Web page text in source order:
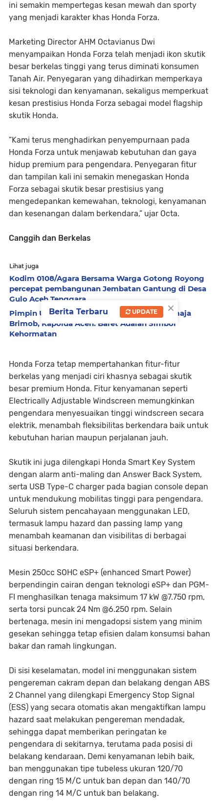
ini semakin mempertegas kesan mewah dan sporty
yang menjadi karakter khas Honda Forza.
Marketing Director AHM Octavianus Dwi
menyampaikan Honda Forza telah menjadi ikon skutik
besar berkelas tinggi yang terus diminati konsumen
Tanah Air. Penyegaran yang dihadirkan memperkaya
sisi teknologi dan kenyamanan, sekaligus memperkuat
kesan prestisius Honda Forza sebagai model flagship
skutik Honda.
”Kami terus menghadirkan penyempurnaan pada
Honda Forza untuk menjawab kebutuhan dan gaya
hidup premium para pengendara. Penyegaran fitur
dan tampilan kali ini semakin menegaskan Honda
Forza sebagai skutik besar prestisius yang
mengedepankan kemewahan, teknologi, kenyamanan
dan kesenangan dalam berkendara,” ujar Octa.
Canggih dan Berkelas
Lihat juga
Kodim 0108/Agara Bersama Warga Gotong Royong
percepat pembangunan Jembatan Gantung di Desa
Gulo Aceh Tenggara
Pimpin Upacara Pembaretan 65 Bintara Remaja
Brimob, Kapolda Aceh: Baret Adalah Simbol
Kehormatan
Honda Forza tetap mempertahankan fitur-fitur
berkelas yang menjadi ciri khasnya sebagai skutik
besar premium Honda. Fitur kenyamanan seperti
Electrically Adjustable Windscreen memungkinkan
pengendara menyesuaikan tinggi windscreen secara
elektrik, menambah fleksibilitas berkendara baik untuk
kebutuhan harian maupun perjalanan jauh.
Skutik ini juga dilengkapi Honda Smart Key System
dengan alarm anti-maling dan Answer Back System,
serta USB Type-C charger pada bagian console depan
untuk mendukung mobilitas tinggi para pengendara.
Seluruh sistem pencahayaan menggunakan LED,
termasuk lampu hazard dan passing lamp yang
menambah keamanan dan visibilitas di berbagai
situasi berkendara.
Mesin 250cc SOHC eSP+ (enhanced Smart Power)
berpendingin cairan dengan teknologi eSP+ dan PGM-
FI menghasilkan tenaga maksimum 17 kW @7.750 rpm,
serta torsi puncak 24 Nm @6.250 rpm. Selain
bertenaga, mesin ini mengadopsi sistem yang minim
gesekan sehingga tetap efisien dalam konsumsi bahan
bakar dan ramah lingkungan.
Di sisi keselamatan, model ini menggunakan sistem
pengereman cakram depan dan belakang dengan ABS
2 Channel yang dilengkapi Emergency Stop Signal
(ESS) yang secara otomatis akan mengaktifkan lampu
hazard saat melakukan pengereman mendadak,
sehingga dapat memberikan peringatan ke
pengendara di sekitarnya, terutama pada posisi di
belakang kendaraan. Demi kenyamanan lebih baik,
ban menggunakan tipe tubeless ukuran 120/70
dengan ring 15 M/C untuk ban depan dan 140/70
dengan ring 14 M/C untuk ban belakang.
×
Berita Terbaru UPDATE